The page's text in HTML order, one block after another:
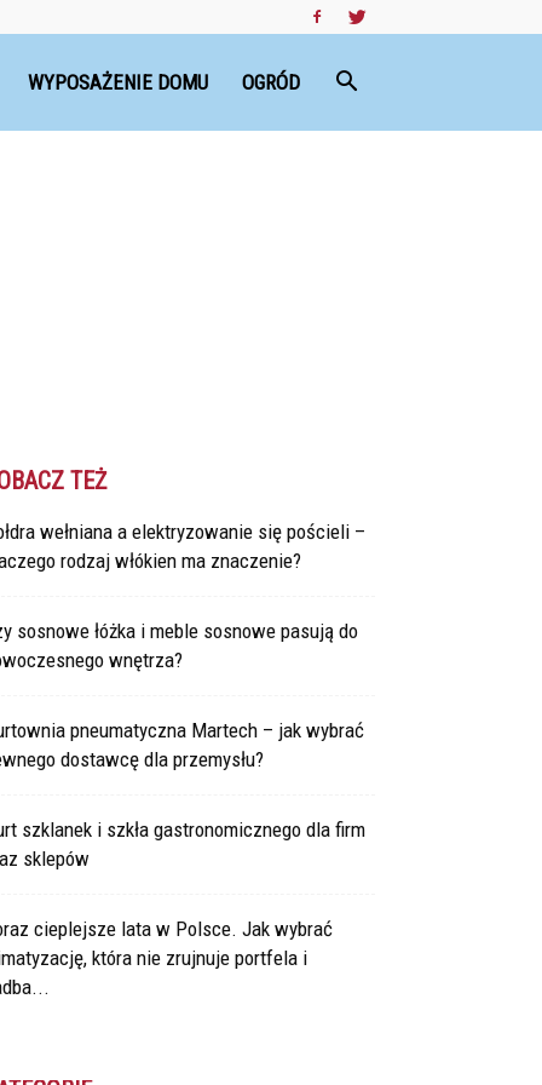
WYPOSAŻENIE DOMU OGRÓD
TEŻ
wełniana a elektryzowanie się pościeli –
rodzaj włókien ma znaczenie?
sosnowe łóżka i meble sosnowe pasują do
wnętrza?
pneumatyczna Martech – jak wybrać
dostawcę dla przemysłu?
szklanek i szkła gastronomicznego dla firm
sklepów
cieplejsze lata w Polsce. Jak wybrać
która nie zrujnuje portfela i